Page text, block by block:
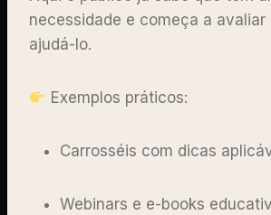
necessidade e começa a avaliar
ajudá-lo.
Exemplos práticos:
Carrosséis com dicas
Webinars e e-books